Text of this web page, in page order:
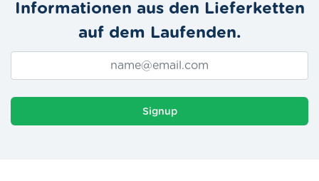
Informationen aus den Lieferketten
auf dem Laufenden.
Signup